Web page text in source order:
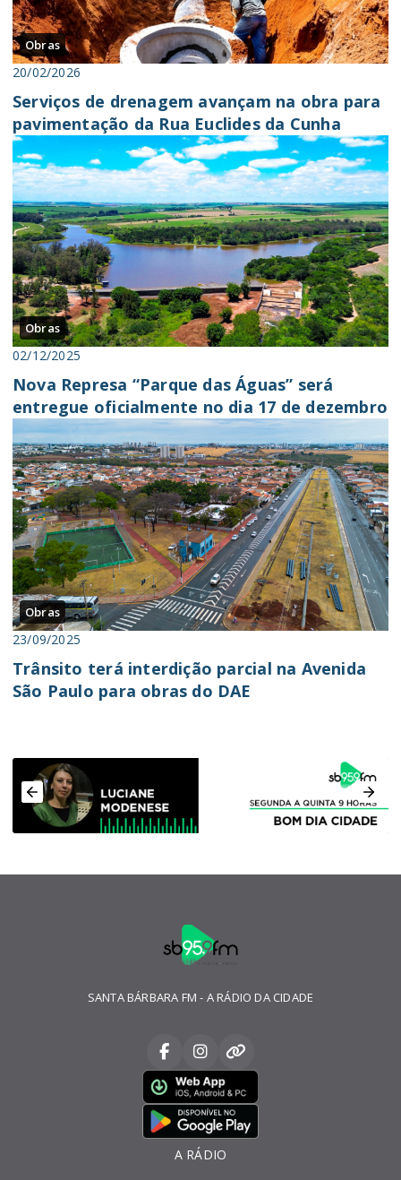
Obras
20/02/2026
Serviços de drenagem avançam na obra para
pavimentação da Rua Euclides da Cunha
Obras
02/12/2025
Nova Represa “Parque das Águas” será
entregue oficialmente no dia 17 de dezembro
Obras
23/09/2025
Trânsito terá interdição parcial na Avenida
São Paulo para obras do DAE
SANTA BÁRBARA FM - A RÁDIO DA CIDADE
A RÁDIO